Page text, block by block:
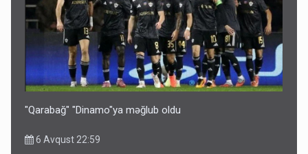
Bu ölkələrə şəxsiyyət vəsiqəsi ilə gedə biləcəksiniz -
SİYAHI
6 Avqust 10:53
"Qarabağ" "Dinamo"ya məğlub oldu
6 Avqust 22:59